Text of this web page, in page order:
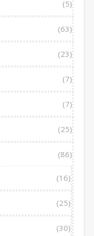
(5)
(63)
(23)
(7)
(7)
(25)
(86)
(16)
(25)
(30)